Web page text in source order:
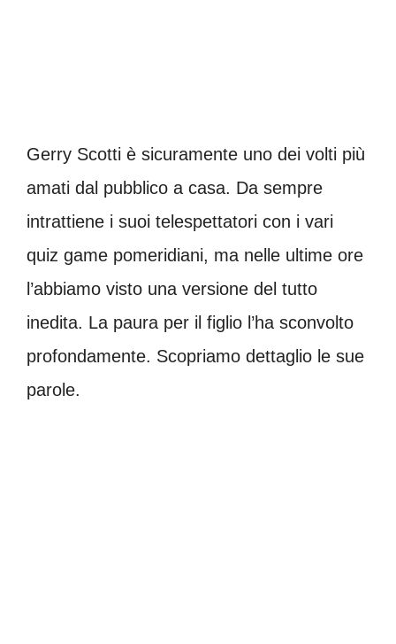
Gerry Scotti è sicuramente uno dei volti più
amati dal pubblico a casa. Da sempre
intrattiene i suoi telespettatori con i vari
quiz game pomeridiani, ma nelle ultime ore
l’abbiamo visto una versione del tutto
inedita. La paura per il figlio l’ha sconvolto
profondamente. Scopriamo dettaglio le sue
parole.